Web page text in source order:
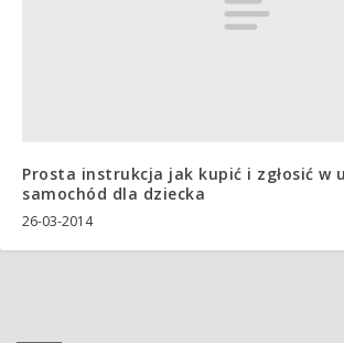
Prosta instrukcja jak kupić i zgłosić w
samochód dla dziecka
26-03-2014